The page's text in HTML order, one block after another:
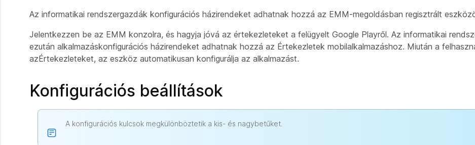
Az informatikai rendszergazdák konfigurációs házirendeket adhatnak hozzá az EMM-megoldásban regisztrált
Jelentkezzen be az EMM konzolra, és hagyja jóvá az értekezleteket a felügyelt Google Playről. Az informatikai
ezután alkalmazáskonfigurációs házirendeket adhatnak hozzá az Értekezletek mobilalkalmazáshoz. Miután a
azÉrtekezleteket, az eszköz automatikusan konfigurálja az alkalmazást.
Konfigurációs beállítások
A konfigurációs kulcsok megkülönböztetik a kis- és nagybetűket.